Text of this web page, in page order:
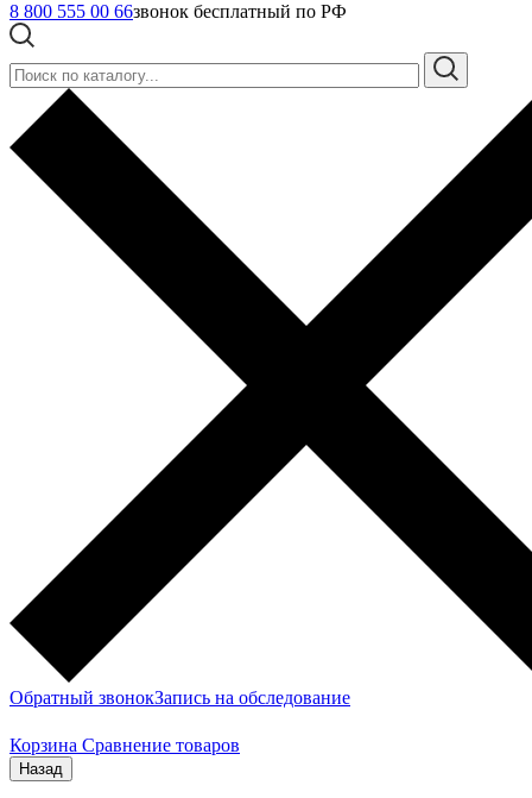
8 800 555 00 66звонок бесплатный по РФ
Обратный звонокЗапись на обследование
Корзина Сравнение товаров
Назад